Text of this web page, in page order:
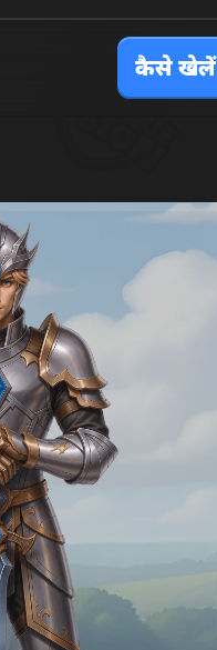
कैसे खेलें